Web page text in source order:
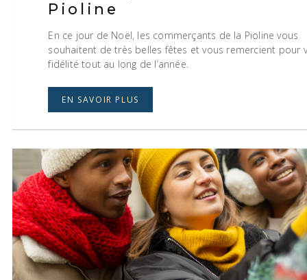
Pioline
En ce jour de Noël, les commerçants de la Pioline vous
souhaitent de très belles fêtes et vous remercient pour
fidélité tout au long de l’année.
EN SAVOIR PLUS